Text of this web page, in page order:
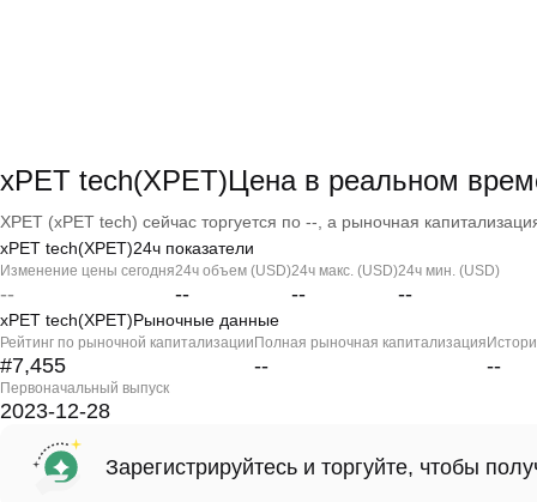
xPET tech(XPET)Цена в реальном
XPET (xPET tech) сейчас торгуется по --, а рыночная
xPET tech(XPET)24ч показатели
Изменение цены сегодня
--
24ч объем (USD)
--
24ч макс. (USD)
--
24ч мин. (USD)
--
xPET tech(XPET)Рыночные данные
Рейтинг по рыночной капитализации
#7,455
Полная рыночная капитализация
-- --
Первоначальный выпуск
2023-12-28
Зарегистрируйтесь и торгуйте, чтобы